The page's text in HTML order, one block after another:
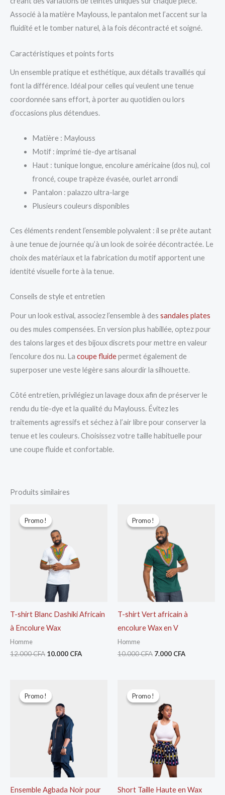
Associé à la matière Maylouss, le pantalon met l’accent sur la
fluidité et le tomber naturel, à la fois décontracté et soigné.
Caractéristiques et points forts
Un ensemble pratique et esthétique, aux détails travaillés qui
font la différence. Idéal pour celles qui veulent une tenue
coordonnée sans effort, à porter au quotidien ou lors
d’occasions plus détendues.
Matière : Maylouss
Motif : imprimé tie-dye artisanal
Haut : tunique longue, encolure américaine (dos nu), col
froncé, coupe trapèze évasée, ourlet arrondi
Pantalon : palazzo ultra-large
Plusieurs couleurs disponibles
Ces éléments rendent l’ensemble polyvalent : il se prête autant
à une tenue de journée qu’à un look de soirée décontractée. Le
choix des matériaux et la fabrication du motif apportent une
identité visuelle forte à la tenue.
Conseils de style et entretien
Pour un look estival, associez l’ensemble à des sandales plates
ou des mules compensées. En version plus habillée, optez pour
des talons larges et des bijoux discrets pour mettre en valeur
l’encolure dos nu. La coupe fluidepermet également de
superposer une veste légère sans alourdir la silhouette.
Côté entretien, privilégiez un lavage doux afin de préserver le
rendu du tie-dye et la qualité du Maylouss. Évitez les
traitements agressifs et séchez à l’air libre pour conserver la
tenue et les couleurs. Choisissez votre taille habituelle pour
une coupe fluide et confortable.
Produits similaires
Promo !
Promo !
T-shirt Blanc Dashiki Africain
à Encolure Wax
Homme
12.000CFA
initial
était :
12.000 CFA.
10.000 CFA
Promo !
Promo !
T-shirt Vert africain à
encolure Wax en V
Homme
10.000CFA
initial
était :
10.000 CFA.
7.000 CFA
Promo !
Promo !
Ensemble Agbada Noir pour
initial
était :
30.000 CFA.
Promo !
Promo !
Short Taille Haute en Wax
prix
initial
était :
5.000 CFA.